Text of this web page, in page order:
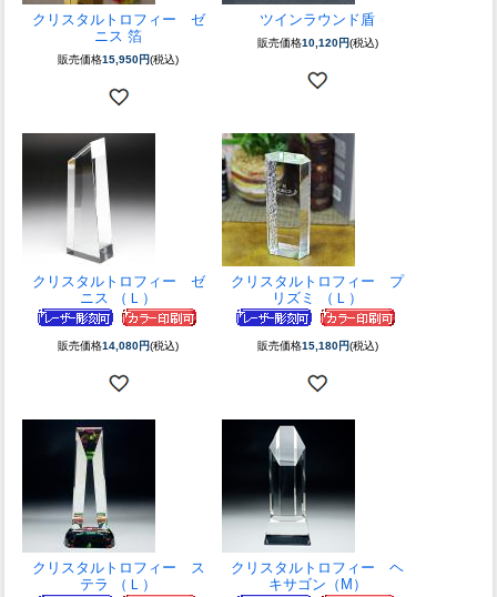
クリスタルトロフィー ゼ
ニス 箔
販売価格15,950円(税込)
ツインラウンド盾
販売価格10,120円(税込)
クリスタルトロフィー ゼ
ニス （Ｌ）
販売価格14,080円(税込)
クリスタルトロフィー プ
リズミ （Ｌ）
販売価格15,180円(税込)
クリスタルトロフィー ス
テラ （Ｌ）
クリスタルトロフィー ヘ
キサゴン（M）